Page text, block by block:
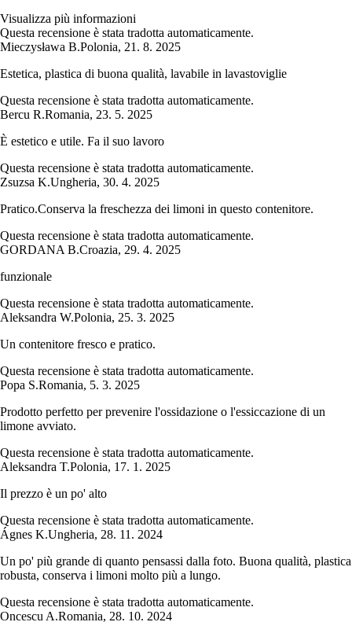
Visualizza più informazioni
Questa recensione è stata tradotta automaticamente.
Mieczysława B.Polonia, 21. 8. 2025
Estetica, plastica di buona qualità, lavabile in lavastoviglie
Questa recensione è stata tradotta automaticamente.
Bercu R.Romania, 23. 5. 2025
È estetico e utile. Fa il suo lavoro
Questa recensione è stata tradotta automaticamente.
Zsuzsa K.Ungheria, 30. 4. 2025
Pratico.Conserva la freschezza dei limoni in questo contenitore.
Questa recensione è stata tradotta automaticamente.
GORDANA B.Croazia, 29. 4. 2025
funzionale
Questa recensione è stata tradotta automaticamente.
Aleksandra W.Polonia, 25. 3. 2025
Un contenitore fresco e pratico.
Questa recensione è stata tradotta automaticamente.
Popa S.Romania, 5. 3. 2025
Prodotto perfetto per prevenire l'ossidazione o l'essiccazione di un
limone avviato.
Questa recensione è stata tradotta automaticamente.
Aleksandra T.Polonia, 17. 1. 2025
Il prezzo è un po' alto
Questa recensione è stata tradotta automaticamente.
Ágnes K.Ungheria, 28. 11. 2024
Un po' più grande di quanto pensassi dalla foto. Buona qualità, plastica
robusta, conserva i limoni molto più a lungo.
Questa recensione è stata tradotta automaticamente.
Oncescu A.Romania, 28. 10. 2024